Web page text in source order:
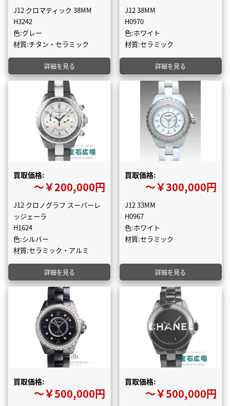
J12 クロマティック 38MM
H3242
色:グレー
材質:チタン・セラミック
詳細を見る
J12 38MM
H0970
色:ホワイト
材質:セラミック
詳細を見る
買取価格:
〜￥200,000円
J12 クロノグラフ スーパーレ
ッジェーラ
H1624
色:シルバー
材質:セラミック・アルミ
詳細を見る
買取価格:
〜￥300,000円
J12 33MM
H0967
色:ホワイト
材質:セラミック
詳細を見る
買取価格:
〜￥500,000円
買取価格:
〜￥500,000円